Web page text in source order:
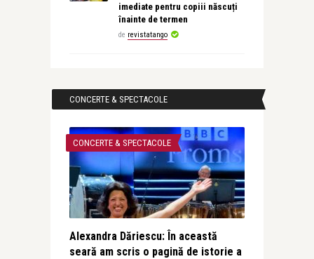
imediate pentru copiii născuți
înainte de termen
de revistatango
CONCERTE & SPECTACOLE
CONCERTE & SPECTACOLE
Alexandra Dăriescu: În această
seară am scris o pagină de istorie a